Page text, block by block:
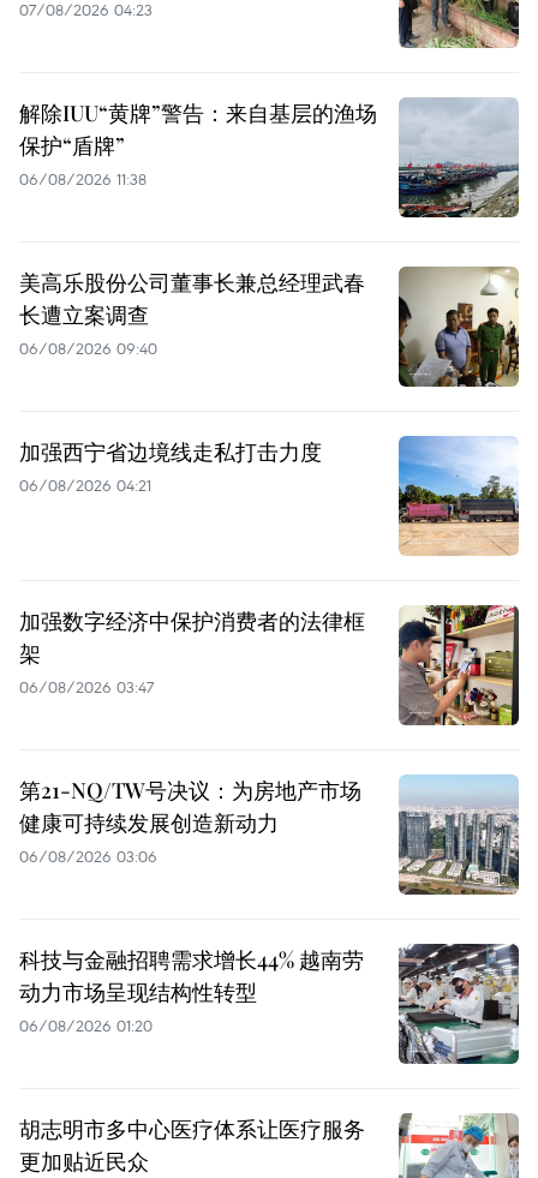
07/08/2026 04:23
解除IUU“黄牌”警告：来自基层的渔场
保护“盾牌”
06/08/2026 11:38
美高乐股份公司董事长兼总经理武春
长遭立案调查
06/08/2026 09:40
加强西宁省边境线走私打击力度
06/08/2026 04:21
加强数字经济中保护消费者的法律框
架
06/08/2026 03:47
第21-NQ/TW号决议：为房地产市场
健康可持续发展创造新动力
06/08/2026 03:06
科技与金融招聘需求增长44% 越南劳
动力市场呈现结构性转型
06/08/2026 01:20
胡志明市多中心医疗体系让医疗服务
更加贴近民众